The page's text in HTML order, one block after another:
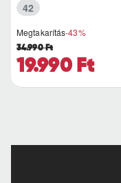
Megtakarítás-43%
19.990 Ft
34.990 Ft
42